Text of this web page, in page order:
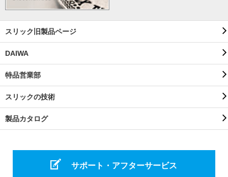
スリック旧製品ページ
DAIWA
特品営業部
スリックの技術
製品カタログ
サポート・アフターサービス